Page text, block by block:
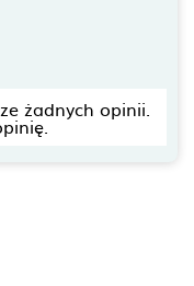
żadnych opinii.